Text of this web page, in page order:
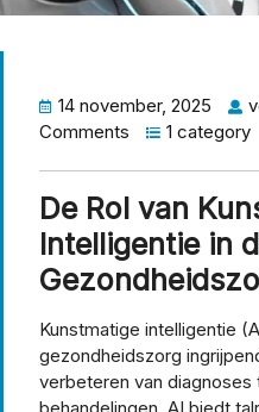
14 november, 2025
Comments
1 category
De Rol van
Intelligentie in
Kunstmatige intelligentie
gezondheidszorg
verbeteren van
behandelingen, AI biedt